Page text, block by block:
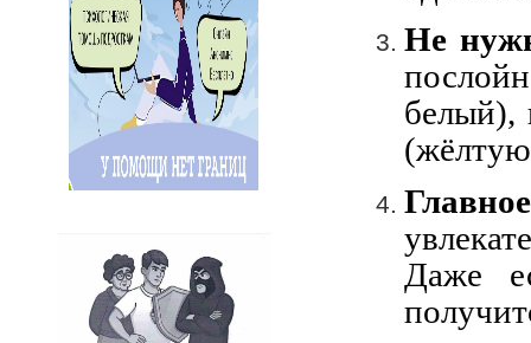
Не
белый),
Даже